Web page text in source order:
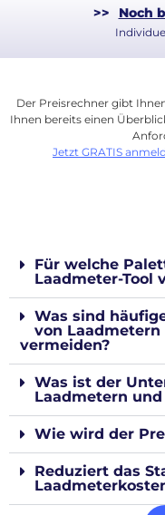
>> Noch
Der Preisrechner gibt
Ihnen bereits einen
Jetzt GRATIS
Für welche
Laadmeter-Tool
Was sind
von
vermeiden?
Was ist der
Laadmetern
Wie wird der
Reduziert das